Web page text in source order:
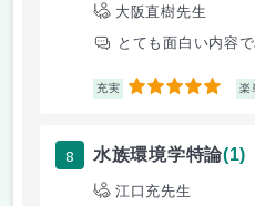
大阪直樹先生
とても面白い内容
充実 5 楽
8 水族環境学特論(1)
江口充先生